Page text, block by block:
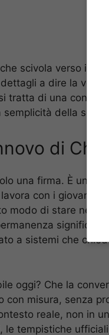
scivola verso il
a dire la
tratta di una
semplicità della
di
una firma. È una
con i giovani e
modo di stare nel
significa
a sistemi che
oggi? Che la
con misura, senza
reale, non in
tempistiche